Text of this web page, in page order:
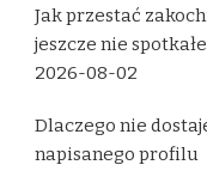
Jak przestać
jeszcze nie
2026-08-02
Dlaczego nie
napisanego profilu